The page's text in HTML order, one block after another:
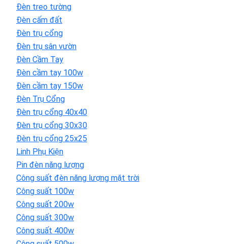
Đèn treo tường
Đèn cấm đất
Đèn trụ cổng
Đèn trụ sân vườn
Đèn Cầm Tay
Đèn cầm tay 100w
Đèn cầm tay 150w
Đèn Trụ Cổng
Đèn trụ cổng 40x40
Đèn trụ cổng 30x30
Đèn trụ cổng 25x25
Linh Phụ Kiện
Pin đèn năng lượng
Công suất đèn năng lượng mặt trời
Công suất 100w
Công suất 200w
Công suất 300w
Công suất 400w